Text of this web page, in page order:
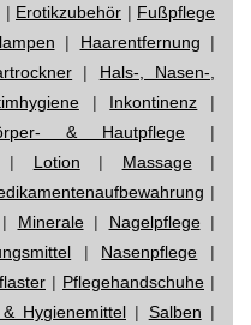
| Erotikzubehör | Fußpflege
| Haarentfernung |
| Hals-, Nasen-,
| Inkontinenz |
& Hautpflege |
| Lotion | Massage|
|
Minerale| Nagelpflege|
| Nasenpflege |
| Pflegehandschuhe |
Hygienemittel | Salben |